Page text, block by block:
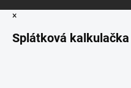
×
Splátková kalkulačka